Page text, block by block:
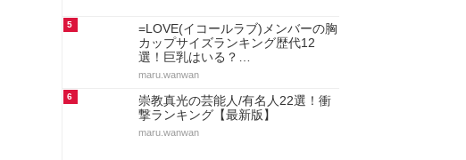
5
=LOVE(イコールラブ)メンバーの胸
カップサイズランキング歴代12
選！巨乳はいる？…
maru.wanwan
6
崇教真光の芸能人/有名人22選！衝
撃ランキング【最新版】
maru.wanwan